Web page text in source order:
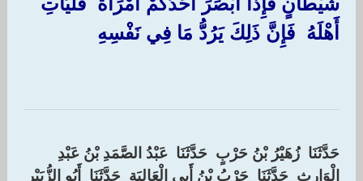
أَهْلَهُ ‏ ‏فَإِنَّ ذَلِكَ يَرُدُّ مَا فِي نَفْسِهِ ‏
حَدَّثَنَا ‏ ‏زُهَيْرُ بْنُ حَرْبٍ ‏ ‏حَدَّثَنَا ‏ ‏عَبْدُ الصَّمَدِ بْنُ عَبْدِ
الْوَارِثِ ‏ ‏حَدَّثَنَا ‏ ‏حَرْبُ بْنُ أَبِي الْعَالِيَةِ ‏ ‏حَدَّثَنَا ‏ ‏أَبُو الزُّبَيْرِ